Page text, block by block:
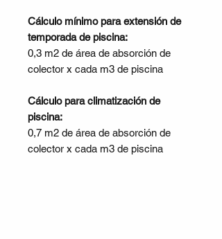
Cálculo mínimo para extensión de
temporada de piscina:
0,3 m2 de área de absorción de
colector x cada m3 de piscina
Cálculo para climatización de
piscina:
0,7 m2 de área de absorción de
colector x cada m3 de piscina